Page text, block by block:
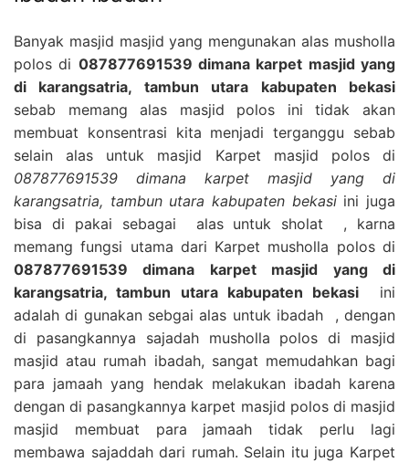
Banyak masjid masjid yang mengunakan alas musholla
polos di 087877691539 dimana karpet masjid yang
di karangsatria, tambun utara kabupaten bekasi
sebab memang alas masjid polos ini tidak akan
membuat konsentrasi kita menjadi terganggu sebab
selain alas untuk masjid Karpet masjid polos di
087877691539 dimana karpet masjid yang di
karangsatria, tambun utara kabupaten bekasiini juga
bisa di pakai sebagai alas untuk sholat , karna
memang fungsi utama dari Karpet musholla polos di
087877691539 dimana karpet masjid yang di
karangsatria, tambun utara kabupaten bekasi ini
adalah di gunakan sebgai alas untuk ibadah , dengan
di pasangkannya sajadah musholla polos di masjid
masjid atau rumah ibadah, sangat memudahkan bagi
para jamaah yang hendak melakukan ibadah karena
dengan di pasangkannya karpet masjid polos di masjid
masjid membuat para jamaah tidak perlu lagi
membawa sajaddah dari rumah. Selain itu juga Karpet